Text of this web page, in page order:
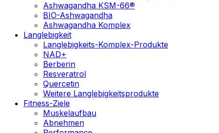
Ashwagandha KSM-66®
BIO-Ashwagandha
Ashwagandha Komplex
Langlebigkeit
Langlebigkeits-Komplex-Produkte
NAD+
Berberin
Resveratrol
Quercetin
Weitere Langlebigkeitsprodukte
Fitness-Ziele
Muskelaufbau
Abnehmen